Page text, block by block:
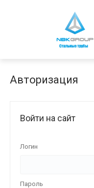
Авторизация
Войти на сайт
Логин
Пароль